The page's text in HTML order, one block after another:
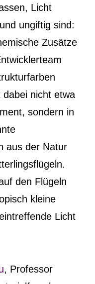
Licht
ungiftig sind:
Zusätze
dabei nicht etwa
sondern in
aus der Natur
den Flügeln
kleine
Licht
, Professor